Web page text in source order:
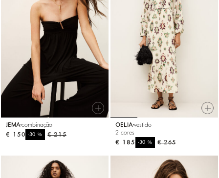
JEMAcombinação
€ 215
-30%
€ 150
OELIAvestido
2 cores
€ 265
-30%
€ 185